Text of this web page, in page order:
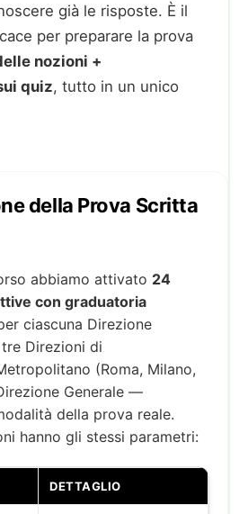
già le risposte. È il
per preparare la prova
nozioni +
quiz, tutto in un unico
della Prova Scritta
abbiamo attivato 24
con graduatoria
ciascuna Direzione
Direzioni di
(Roma, Milano,
Generale —
della prova reale.
hanno gli stessi parametri:
DETTAGLIO